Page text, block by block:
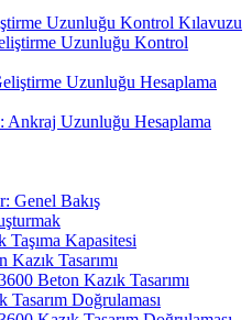
Uzunluğu Kontrol Kılavuzu
Uzunluğu Kontrol
Uzunluğu Hesaplama
Uzunluğu Hesaplama
Genel Bakış
Taşıma Kapasitesi
Tasarımı
Beton Kazık Tasarımı
Tasarım Doğrulaması